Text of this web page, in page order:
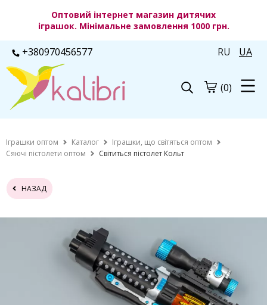
Оптовий інтернет магазин дитячих
іграшок. Мінімальне замовлення 1000 грн.
+380970456577 RU UA
(0)
Іграшки оптом Каталог
Іграшки, що світяться оптом
Сяючі пістолети оптом
Світиться пістолет Кольт
НАЗАД